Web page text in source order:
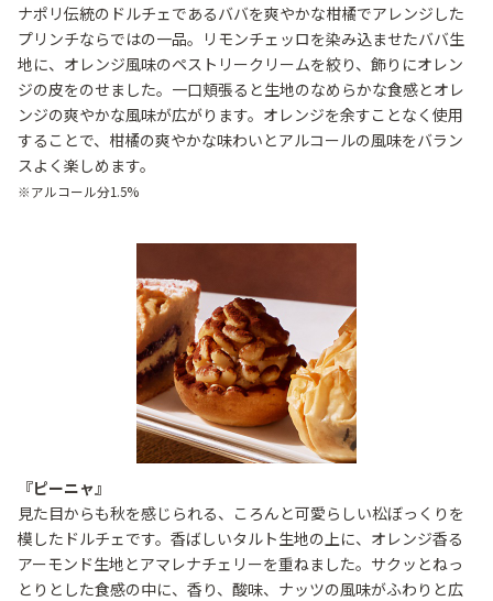
ナポリ伝統のドルチェであるババを爽やかな柑橘でアレンジした
プリンチならではの一品。リモンチェッロを染み込ませたババ生
地に、オレンジ風味のペストリークリームを絞り、飾りにオレン
ジの皮をのせました。一口頬張ると生地のなめらかな食感とオレ
ンジの爽やかな風味が広がります。オレンジを余すことなく使用
することで、柑橘の爽やかな味わいとアルコールの風味をバラン
スよく楽しめます。
※アルコール分1.5%
『ピーニャ』
見た目からも秋を感じられる、ころんと可愛らしい松ぼっくりを
模したドルチェです。香ばしいタルト生地の上に、オレンジ香る
アーモンド生地とアマレナチェリーを重ねました。サクッとねっ
とりとした食感の中に、香り、酸味、ナッツの風味がふわりと広